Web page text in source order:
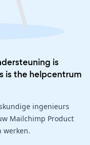
is
is the helpcentrum
ingenieurs
Mailchimp Product
werken.